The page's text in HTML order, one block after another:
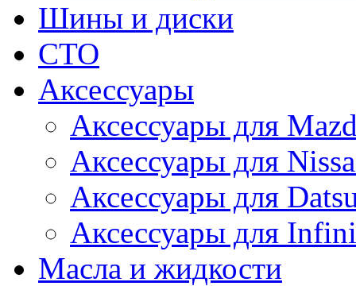
Шины и диски
СТО
Аксессуары
Аксессуары для
Аксессуары для
Аксессуары для
Аксессуары для
Масла и жидкости